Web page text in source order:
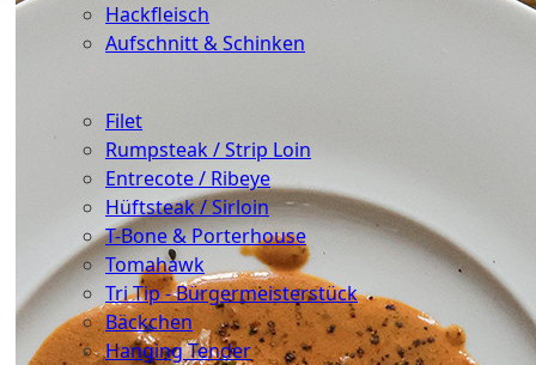
Hackfleisch
Aufschnitt & Schinken
Filet
Rumpsteak / Strip Loin
Entrecote / Ribeye
Hüftsteak / Sirloin
T-Bone & Porterhouse
Tomahawk
Tri Tip - Bürgermeisterstück
Bäckchen
Hanging Tender